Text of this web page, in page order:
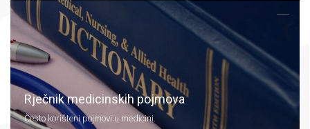
Rječnik medicinskih pojmova
Često korišteni pojmovi u medicini.